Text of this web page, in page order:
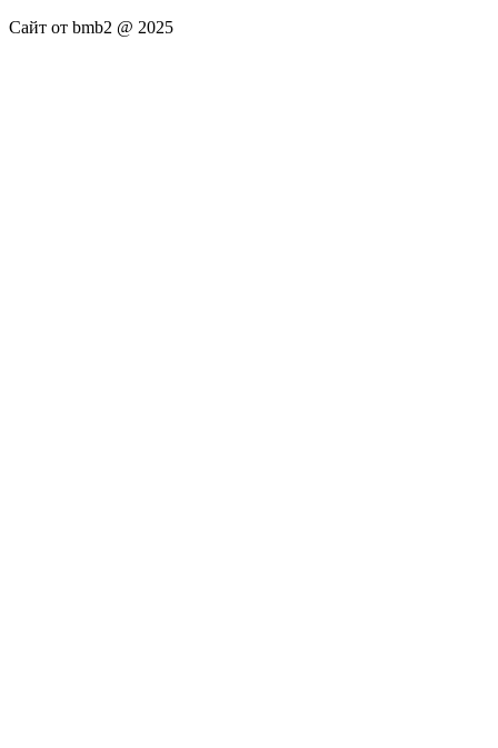
Сайт от bmb2 @ 2025